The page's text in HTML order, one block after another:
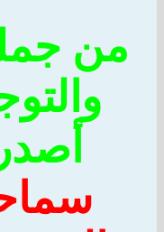
جملة
سماحة